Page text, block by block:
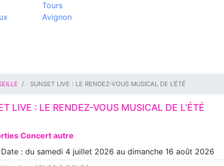
Tours
Avignon
SUNSET LIVE : LE RENDEZ-VOUS MUSICAL DE L’ÉTÉ
LIVE : LE RENDEZ-VOUS MUSICAL DE L’ÉTÉ
Concert autre
: du samedi 4 juillet 2026 au dimanche 16 août 2026